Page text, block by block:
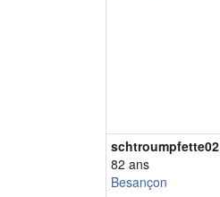
schtroumpfette02
82 ans
Besançon